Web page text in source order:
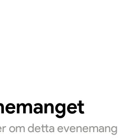
om detta evenemang